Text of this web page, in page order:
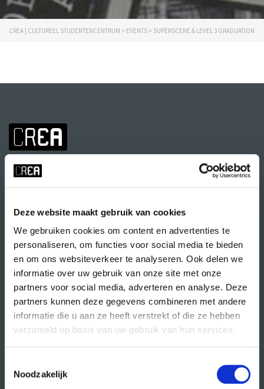
Deze website maakt gebruik van cookies
We gebruiken cookies om content en advertenties te
personaliseren, om functies voor social media te bieden
en om ons websiteverkeer te analyseren. Ook delen we
informatie over uw gebruik van onze site met onze
partners voor social media, adverteren en analyse. Deze
partners kunnen deze gegevens combineren met andere
informatie die u aan ze heeft verstrekt of die ze hebben
verzameld op basis van uw gebruik van hun services.
Noodzakelijk
CREA | CULTUREEL STUDENTENCENTRUM > EVENTS > SUPERSCENE & LEVEL 3 GRADUATION
Volg CREA ook
direct naar
agenda